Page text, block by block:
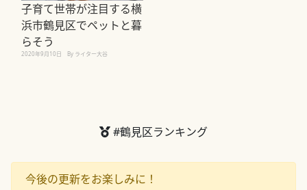
子育て世帯が注目する横
浜市鶴見区でペットと暮
らそう
2020年9月10日 By ライター大谷
#鶴見区ランキング
今後の更新をお楽しみに！